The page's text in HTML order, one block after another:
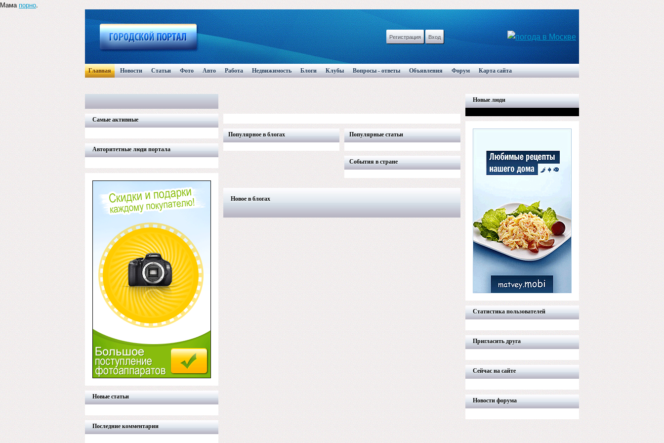
Мамапорно.
Регистрация Вход
Главная Новости Статьи Фото Авто Работа Недвижимость Блоги Клубы Вопросы - ответы Объявления Форум Карта сайта
Самые активные
Авторитетные люди портала
Новые статьи
Последние комментарии
Популярное в блогах Популярные статьи
События в стране
Новое в блогах
Новые люди
Статистика пользователей
Пригласить друга
Сейчас на сайте
Новости форума